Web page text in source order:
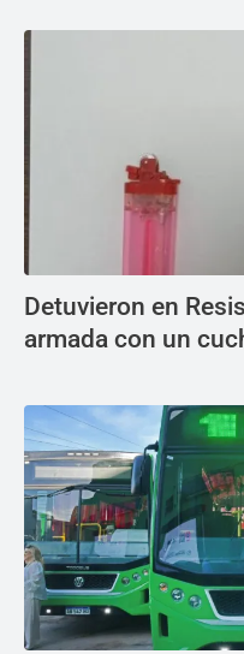
Detuvieron en
armada con un